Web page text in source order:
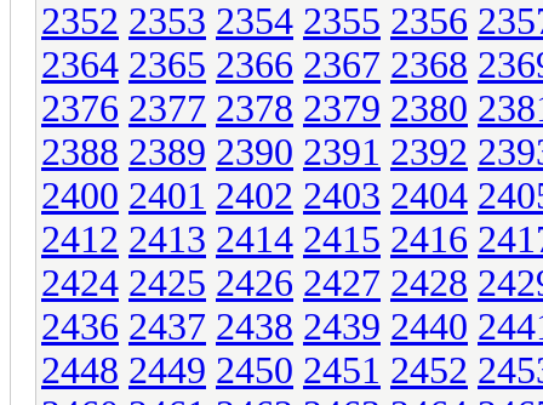
2352 2353 2354 2355 2356
2364 2365 2366 2367 2368
2376 2377 2378 2379 2380
2388 2389 2390 2391 2392
2400 2401 2402 2403 2404
2412 2413 2414 2415 2416
2424 2425 2426 2427 2428
2436 2437 2438 2439 2440
2448 2449 2450 2451 2452